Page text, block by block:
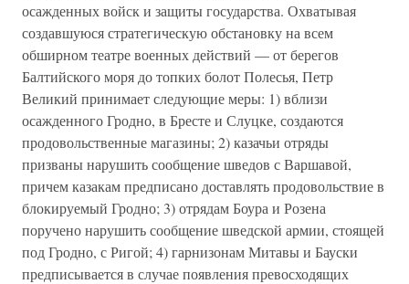
осажденных войск и защиты государства. Охватывая
создавшуюся стратегическую обстановку на всем
обширном театре военных действий — от берегов
Балтийского моря до топких болот Полесья, Петр
Великий принимает следующие меры: 1) вблизи
осажденного Гродно, в Бресте и Слуцке, создаются
продовольственные магазины; 2) казачьи отряды
призваны нарушить сообщение шведов с Варшавой,
причем казакам предписано доставлять продовольствие в
блокируемый Гродно; 3) отрядам Боура и Розена
поручено нарушить сообщение шведской армии, стоящей
под Гродно, с Ригой; 4) гарнизонам Митавы и Бауски
предписывается в случае появления превосходящих